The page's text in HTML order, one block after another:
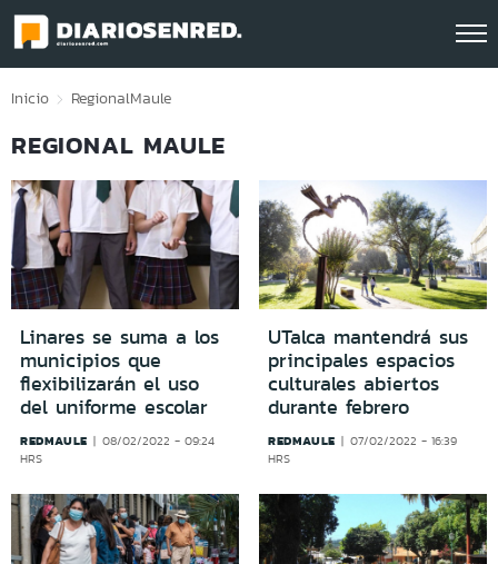
Click acá para ir directamente al contenido
Inicio RegionalMaule
REGIONAL MAULE
Linares se suma a los
municipios que
flexibilizarán el uso
del uniforme escolar
REDMAULE
08/02/2022 - 09:24
HRS
UTalca mantendrá sus
principales espacios
culturales abiertos
durante febrero
REDMAULE
07/02/2022 - 16:39
HRS